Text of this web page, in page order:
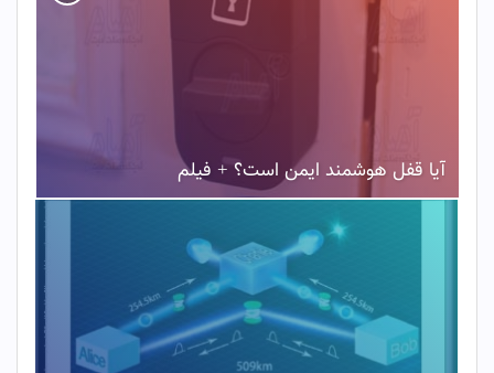
آیا قفل هوشمند ایمن است؟ + فیلم